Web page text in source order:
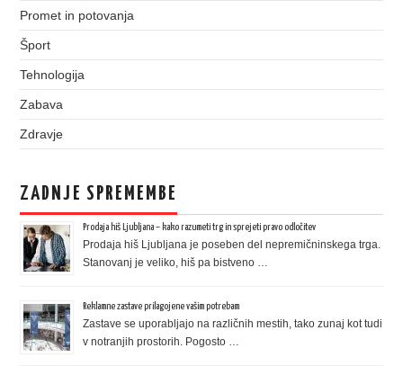
Promet in potovanja
Šport
Tehnologija
Zabava
Zdravje
ZADNJE SPREMEMBE
Prodaja hiš Ljubljana – kako razumeti trg in sprejeti pravo odločitev
Prodaja hiš Ljubljana je poseben del nepremičninskega trga.
Stanovanj je veliko, hiš pa bistveno …
Reklamne zastave prilagojene vašim potrebam
Zastave se uporabljajo na različnih mestih, tako zunaj kot tudi
v notranjih prostorih. Pogosto …